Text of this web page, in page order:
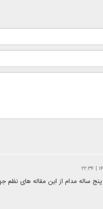
ساله مدام از این مقاله های نظم